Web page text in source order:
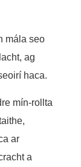
mála seo
ag
haca.
mín-rollta
ar
a